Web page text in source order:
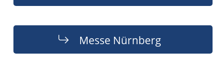
Messe Nürnberg